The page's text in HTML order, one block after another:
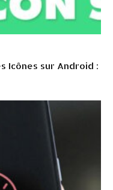
Icônes sur Android :